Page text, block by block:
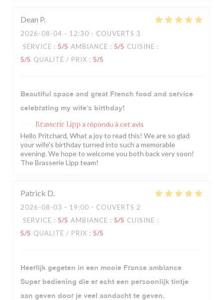
Dean P
2026-08-04 - 12:30 - COUVERTS 3
SERVICE : 5/5 AMBIANCE : 5/5 CUISINE :
5/5 QUALITÉ / PRIX : 5/5
Beautiful space and great French food and service
celebrating my wife’s birthday!
Brasserie Lipp a répondu à cet avis
Hello Pritchard, What a joy to read this! We are so glad
your wife's birthday turned into such a memorable
evening. We hope to welcome you both back very soon!
The Brasserie Lipp team!
Patrick D
2026-08-03 - 19:00 - COUVERTS 2
SERVICE : 5/5 AMBIANCE : 5/5 CUISINE :
5/5 QUALITÉ / PRIX : 5/5
Heerlijk gegeten in een mooie Franse ambiance
Super bediening die er echt een persoonlijk tintje
aan geven door je veel aandacht te geven.